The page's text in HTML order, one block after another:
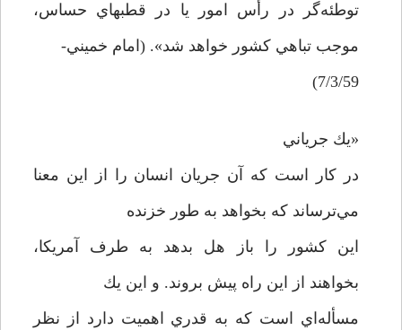
توطئه‌گر در رأس امور يا در قطبهاي حساس،
موجب تباهي كشور خواهد شد». (امام خميني-
7/3/59)
«يك جرياني
در كار است كه آن جريان انسان را از اين معنا
مي‌ترساند كه بخواهد به طور خزنده
اين كشور را باز هل بدهد به طرف آمريكا،
بخواهند از اين راه پيش بروند. و اين يك
مسأله‌اي است كه به قدري اهميت دارد از نظر